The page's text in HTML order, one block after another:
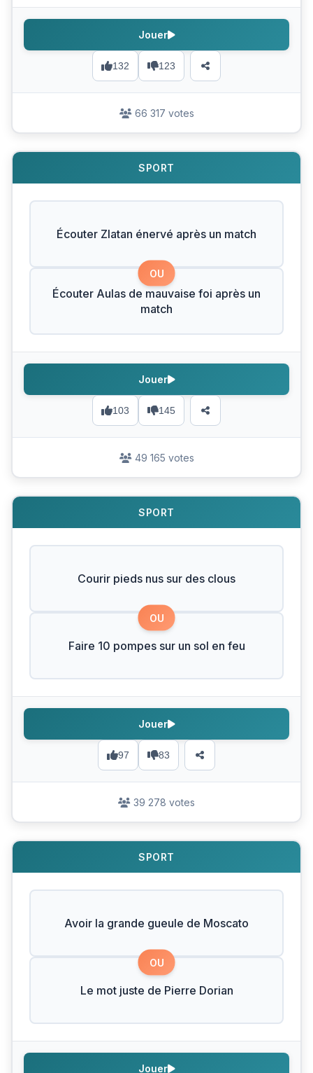
132 123
Jouer
66 317 votes
SPORT
Écouter Zlatan énervé après un match
OU
Écouter Aulas de mauvaise foi après un
match
103 145
Jouer
49 165 votes
SPORT
Courir pieds nus sur des clous
OU
Faire 10 pompes sur un sol en feu
97 83
Jouer
39 278 votes
SPORT
Avoir la grande gueule de Moscato
OU
Le mot juste de Pierre Dorian
Jouer